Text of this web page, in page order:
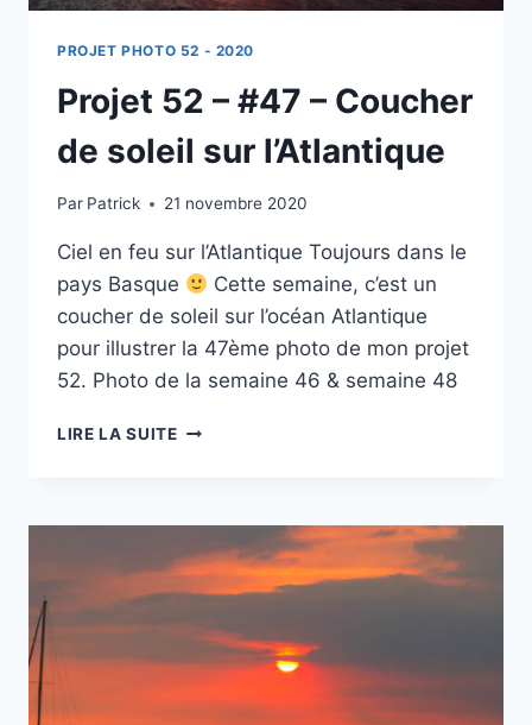
PROJET PHOTO 52 - 2020
Projet 52 – #47 – Coucher
de soleil sur l’Atlantique
Par Patrick 21 novembre 2020
Ciel en feu sur l’Atlantique Toujours dans le
pays Basque
Cette semaine, c’est un
coucher de soleil sur l’océan Atlantique
pour illustrer la 47ème photo de mon projet
52. Photo de la semaine 46 & semaine 48
LIRE LA SUITEPROJET
–
COUCHER
DE
SUR
L’ATLANTIQUE